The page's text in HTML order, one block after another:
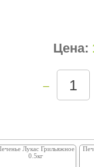
Цена:
–
Лукас Грильяжное
0.5кг